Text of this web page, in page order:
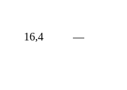
16,4 —